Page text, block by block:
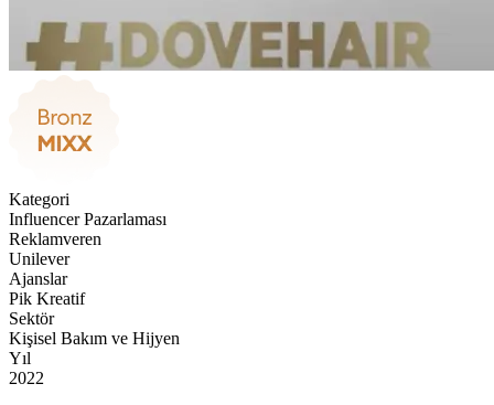
Kategori
Influencer Pazarlaması
Reklamveren
Unilever
Ajanslar
Pik Kreatif
Sektör
Kişisel Bakım ve Hijyen
Yıl
2022